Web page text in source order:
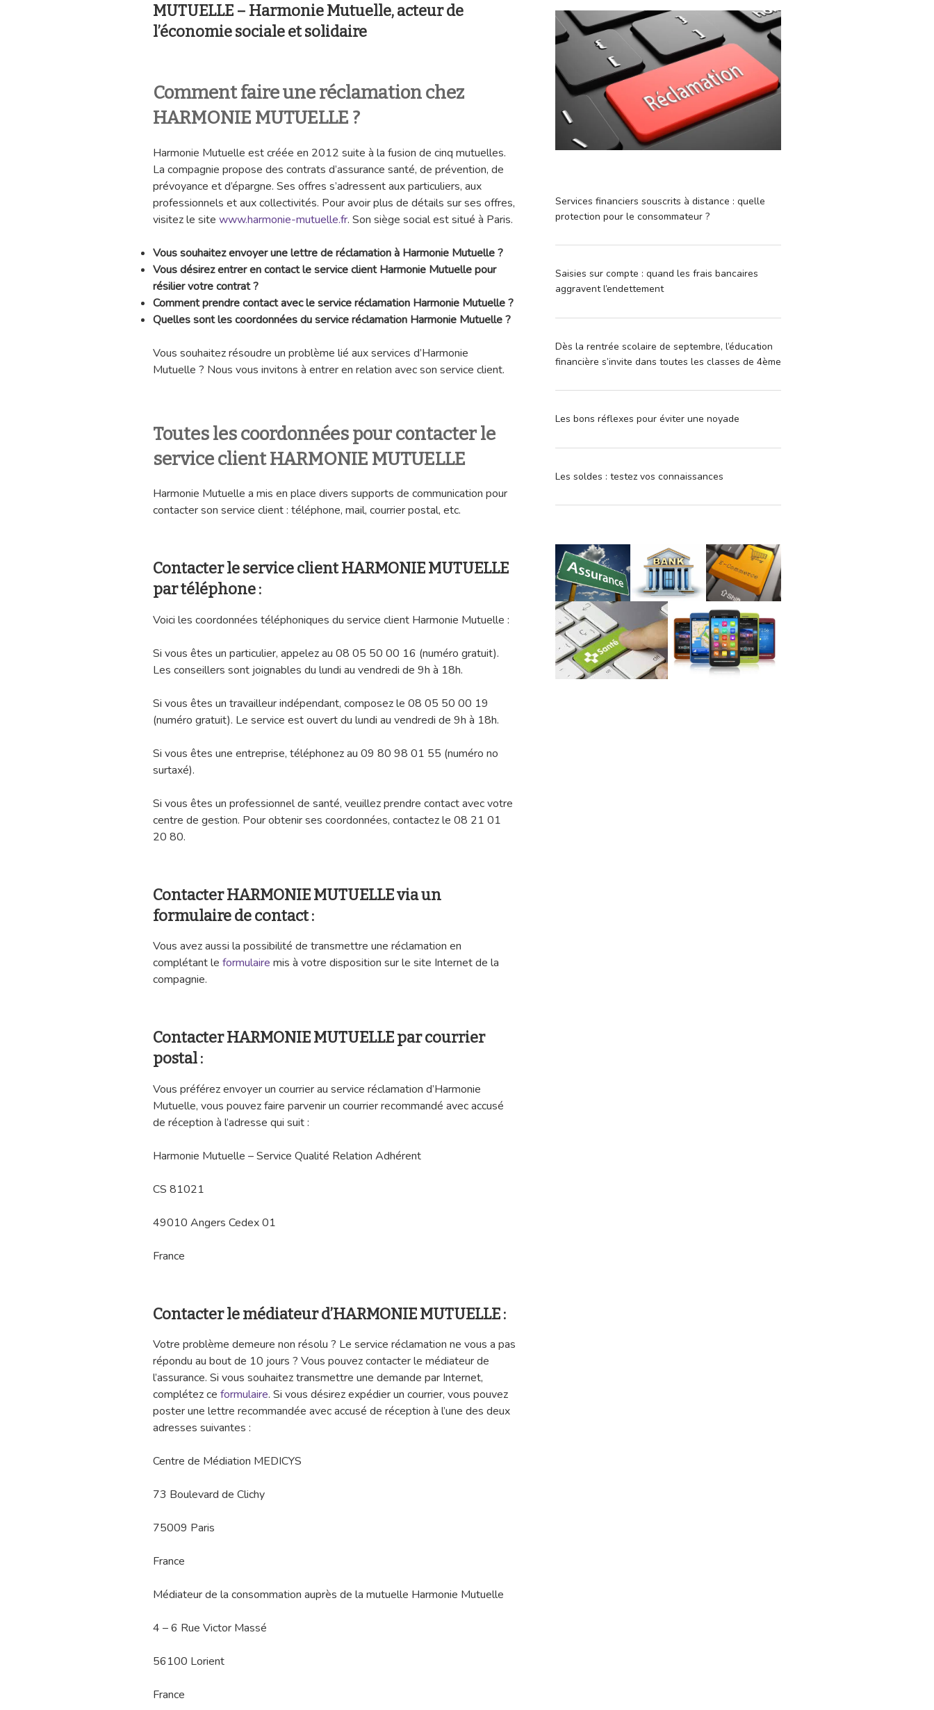
MUTUELLE – Harmonie Mutuelle, acteur de
l’économie sociale et solidaire
Comment faire une réclamation chez
HARMONIE MUTUELLE ?
Harmonie Mutuelle est créée en 2012 suite à la fusion de cinq mutuelles.
La compagnie propose des contrats d’assurance santé, de prévention, de
prévoyance et d’épargne. Ses offres s’adressent aux particuliers, aux
professionnels et aux collectivités. Pour avoir plus de détails sur ses offres,
visitez le site www.harmonie-mutuelle.fr. Son siège social est situé à Paris.
Vous souhaitez envoyer une lettre de réclamation à Harmonie Mutuelle ?
Vous désirez entrer en contact le service client Harmonie Mutuelle pour
résilier votre contrat ?
Comment prendre contact avec le service réclamation Harmonie Mutuelle ?
Quelles sont les coordonnées du service réclamation Harmonie Mutuelle ?
Vous souhaitez résoudre un problème lié aux services d’Harmonie
Mutuelle ? Nous vous invitons à entrer en relation avec son service client.
Toutes les coordonnées pour contacter le
service client HARMONIE MUTUELLE
Harmonie Mutuelle a mis en place divers supports de communication pour
contacter son service client : téléphone, mail, courrier postal, etc.
Contacter le service client HARMONIE MUTUELLE
par téléphone :
Voici les coordonnées téléphoniques du service client Harmonie Mutuelle :
Si vous êtes un particulier, appelez au 08 05 50 00 16 (numéro gratuit).
Les conseillers sont joignables du lundi au vendredi de 9h à 18h.
Si vous êtes un travailleur indépendant, composez le 08 05 50 00 19
(numéro gratuit). Le service est ouvert du lundi au vendredi de 9h à 18h.
Si vous êtes une entreprise, téléphonez au 09 80 98 01 55 (numéro no
surtaxé).
Si vous êtes un professionnel de santé, veuillez prendre contact avec votre
centre de gestion. Pour obtenir ses coordonnées, contactez le 08 21 01
20 80.
Contacter HARMONIE MUTUELLE via un
formulaire de contact :
Vous avez aussi la possibilité de transmettre une réclamation en
complétant le formulaire mis à votre disposition sur le site Internet de la
compagnie.
Contacter HARMONIE MUTUELLE par courrier
postal :
Vous préférez envoyer un courrier au service réclamation d’Harmonie
Mutuelle, vous pouvez faire parvenir un courrier recommandé avec accusé
de réception à l’adresse qui suit :
Harmonie Mutuelle – Service Qualité Relation Adhérent
CS 81021
49010 Angers Cedex 01
France
Contacter le médiateur d’HARMONIE MUTUELLE :
Votre problème demeure non résolu ? Le service réclamation ne vous a pas
répondu au bout de 10 jours ? Vous pouvez contacter le médiateur de
l’assurance. Si vous souhaitez transmettre une demande par Internet,
complétez ce formulaire. Si vous désirez expédier un courrier, vous pouvez
poster une lettre recommandée avec accusé de réception à l’une des deux
adresses suivantes :
Centre de Médiation MEDICYS
73 Boulevard de Clichy
75009 Paris
France
Médiateur de la consommation auprès de la mutuelle Harmonie Mutuelle
4 – 6 Rue Victor Massé
56100 Lorient
France
Services financiers souscrits à distance : quelle
protection pour le consommateur ?
Saisies sur compte : quand les frais bancaires
aggravent l’endettement
Dès la rentrée scolaire de septembre, l’éducation
financière s’invite dans toutes les classes de 4ème
Les bons réflexes pour éviter une noyade
Les soldes : testez vos connaissances